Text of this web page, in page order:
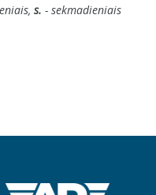
s. - sekmadieniais